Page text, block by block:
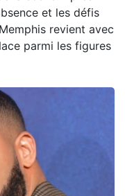
et les défis
revient avec
parmi les figures